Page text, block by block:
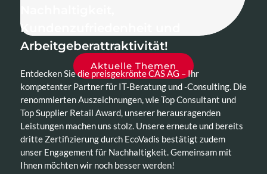
Aktuelle Themen
Kundenzufriedenheit und
Arbeitgeberattraktivität!
Entdecken Sie die preisgekrönte CAS AG – Ihr
kompetenter Partner für IT-Beratung und -Consulting. Die
renommierten Auszeichnungen, wie Top Consultant und
Top Supplier Retail Award, unserer herausragenden
Leistungen machen uns stolz. Unsere erneute und bereits
dritte Zertifizierung durch EcoVadis bestätigt zudem
unser Engagement für Nachhaltigkeit. Gemeinsam mit
Ihnen möchten wir noch besser werden!